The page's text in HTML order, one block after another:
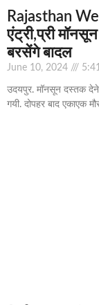
Rajasthan
एंट्री,प्री
बरसेंगे बादल
June 10, 2024
उदयपुर. मॉनसून दस्तक
गयी. दोपहर बाद एकाएक